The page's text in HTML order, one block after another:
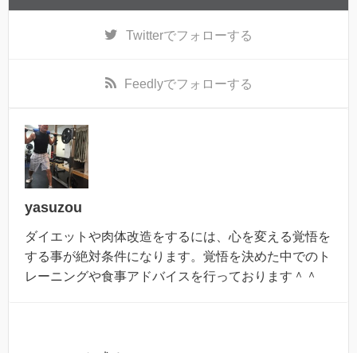
Twitterでフォローする
Feedlyでフォローする
yasuzou
ダイエットや肉体改造をするには、心を変える覚悟を
する事が絶対条件になります。覚悟を決めた中でのト
レーニングや食事アドバイスを行っております＾＾